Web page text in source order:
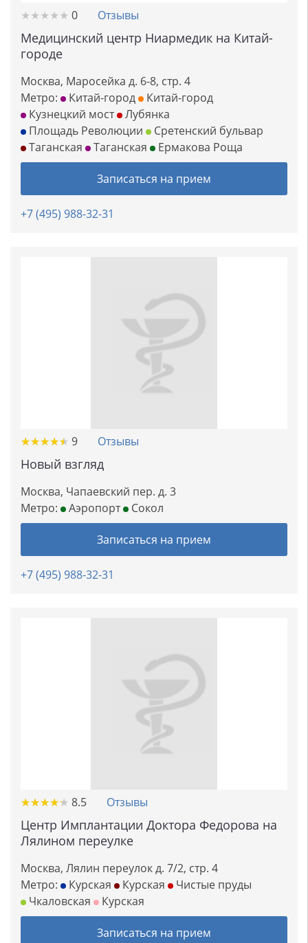
★★★★★
★★★★★ 0 Отзывы
Медицинский центр Ниармедик на Китай-
городе
Москва, Маросейка д. 6-8, стр. 4
Метро:
Китай-город
Китай-город
Кузнецкий мост
Лубянка
Площадь Революции
Сретенский бульвар
Таганская
Таганская Ермакова Роща
Записаться на прием
+7 (495) 988-32-31
★★★★★
★★★★★ 9 Отзывы
Новый взгляд
Москва, Чапаевский пер. д. 3
Метро:
Аэропорт Сокол
Записаться на прием
+7 (495) 988-32-31
★★★★★
★★★★★ 8.5 Отзывы
Центр Имплантации Доктора Федорова на
Лялином переулке
Москва, Лялин переулок д. 7/2, стр. 4
Метро:
Курская Курская
Чистые пруды
Чкаловская
Курская
Записаться на прием